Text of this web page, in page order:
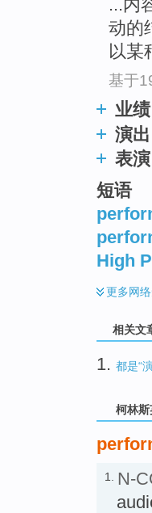
...内
动的
以某
基于
业绩
演出
表演
短语
High
更多网
相关文
1. 都是“
柯林
1. N-